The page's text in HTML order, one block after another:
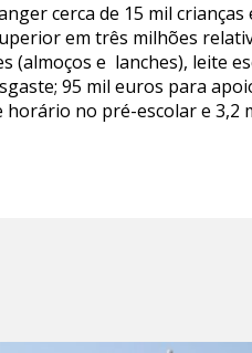
cerca de 15 mil
em três milhões
e lanches), leite
95 mil euros para
no pré-escolar e